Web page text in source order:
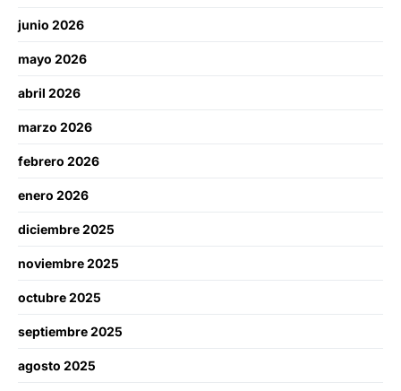
junio 2026
mayo 2026
abril 2026
marzo 2026
febrero 2026
enero 2026
diciembre 2025
noviembre 2025
octubre 2025
septiembre 2025
agosto 2025